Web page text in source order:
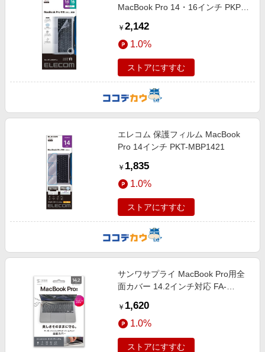
MacBook Pro 14・16インチ PKP-
￥ 2,142
1.0%
ストアにすすむ
エレコム 保護フィルム MacBook
Pro 14インチ PKT-MBP1421
￥ 1,835
1.0%
ストアにすすむ
サンワサプライ MacBook Pro用全
面カバー 14.2インチ対応 FA-
￥ 1,620
1.0%
ストアにすすむ